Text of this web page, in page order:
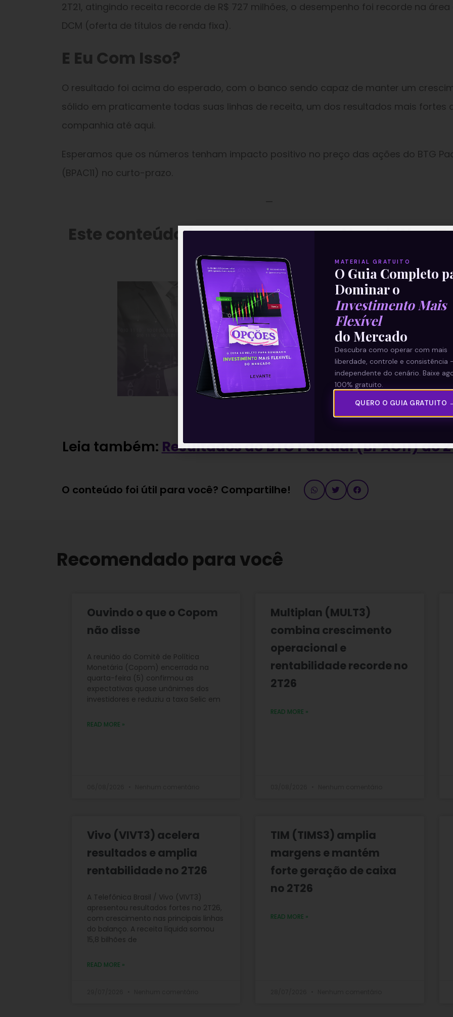
2T21, atingindo receita recorde de R$ 727 milhões, o desempenho foi recorde na área
DCM (oferta de títulos de renda fixa).
E Eu Com Isso?
O resultado foi acima do esperado, com o banco sendo capaz de manter um
sólido em praticamente todas suas linhas de receita, um dos resultados mais fortes
companhia até aqui.
Esperamos que os números tenham impacto positivo no preço das ações do BTG
(BPAC11) no curto-prazo.
—
Este conteúdo faz parte da nossa Newsletter
Com Isso’
Leia também: Resultados do BTG Pactual (BPAC11) do
O conteúdo foi útil para você? Compartilhe!
Recomendado para você
Ouvindo o que o Copom
não disse
A reunião do Comitê de Política
Monetária (Copom) encerrada na
quarta-feira (5) confirmou as
expectativas quase unânimes dos
investidores e reduziu a taxa Selic em
READ MORE »
Multiplan (MULT3)
combina crescimento
operacional e
rentabilidade recorde no
2T26
READ MORE »
Vivo (VIVT3) acelera
resultados e amplia
rentabilidade no 2T26
A Telefônica Brasil / Vivo (VIVT3)
apresentou resultados fortes no 2T26,
com crescimento nas principais linhas
do balanço. A receita líquida somou
15,8 bilhões de
READ MORE »
TIM (TIMS3) amplia
margens e mantém
forte geração de caixa
no 2T26
READ MORE »
MATERIAL GRATUITO
O Guia Completo
Dominar o
Investimento Mais
Flexível
do Mercado
Descubra como operar com mais
liberdade, controle e consistência
independente do cenário. Baixe
100% gratuito.
QUERO O GUIA GRATUITO